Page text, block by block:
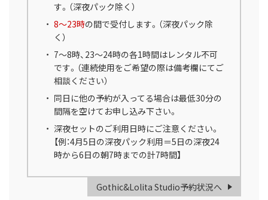
す。（深夜パック除く）
8～23時の間で受付します。（深夜パック除
く）
7～8時、23～24時の各1時間はレンタル不可
です。（連続使用をご希望の際は備考欄にてご
相談ください）
同日に他の予約が入ってる場合は最低30分の
間隔を空けてお申し込み下さい。
深夜セットのご利用日時にご注意ください。
【例：4月5日の深夜パック利用＝5日の深夜24
時から6日の朝7時までの計7時間】
Gothic&Lolita Studio予約状況へ